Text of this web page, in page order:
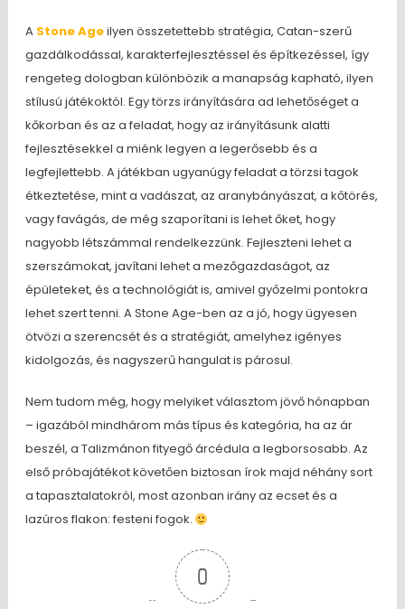
A Stone Ageilyen összetettebb stratégia, Catan-szerű
gazdálkodással, karakterfejlesztéssel és építkezéssel, így
rengeteg dologban különbözik a manapság kapható, ilyen
stílusú játékoktól. Egy törzs irányítására ad lehetőséget a
kőkorban és az a feladat, hogy az irányításunk alatti
fejlesztésekkel a miénk legyen a legerősebb és a
legfejlettebb. A játékban ugyanúgy feladat a törzsi tagok
étkeztetése, mint a vadászat, az aranybányászat, a kőtörés,
vagy favágás, de még szaporítani is lehet őket, hogy
nagyobb létszámmal rendelkezzünk. Fejleszteni lehet a
szerszámokat, javítani lehet a mezőgazdaságot, az
épületeket, és a technológiát is, amivel győzelmi pontokra
lehet szert tenni. A Stone Age-ben az a jó, hogy ügyesen
ötvözi a szerencsét és a stratégiát, amelyhez igényes
kidolgozás, és nagyszerű hangulat is párosul.
Nem tudom még, hogy melyiket választom jövő hónapban
– igazából mindhárom más típus és kategória, ha az ár
beszél, a Talizmánon fityegő árcédula a legborsosabb. Az
első próbajátékot követően biztosan írok majd néhány sort
a tapasztalatokról, most azonban irány az ecset és a
lazúros flakon: festeni fogok.
0